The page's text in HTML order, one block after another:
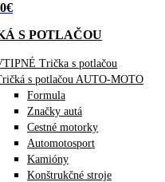
€
S POTLAČOU
Trička s potlačou
s potlačou AUTO-MOTO
Formula
Značky autá
Cestné motorky
Automotosport
Kamióny
Konštrukčné stroje